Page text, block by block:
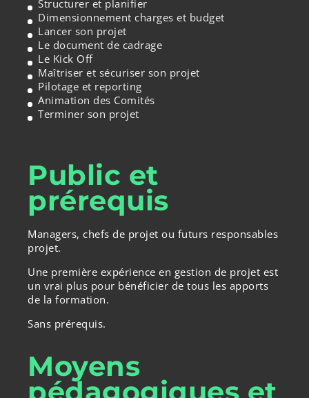
Structurer et planifier
Dimensionnement charges et budget
Lancer son projet
Le document de cadrage
Le Kick Off
Maîtriser et sécuriser son projet
Pilotage et reporting
Animation des Comités
Terminer son projet
Public et
prérequis
Managers, chefs de projet ou futurs responsables
projet.
Une première expérience en gestion de projet est
un vrai plus pour bénéficier de tous les apports
de la formation.
Sans prérequis.
Moyens